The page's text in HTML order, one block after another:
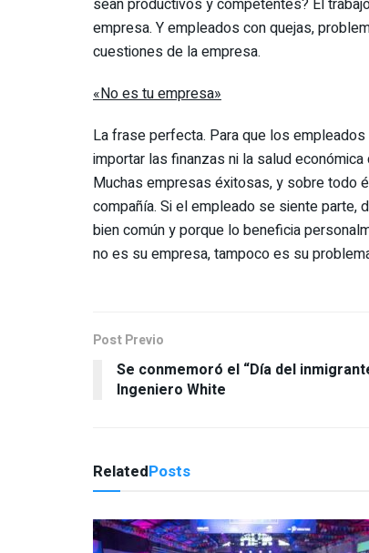
sean productivos y competentes? El
empresa. Y empleados con quejas,
cuestiones de la empresa.
«No es tu empresa»
La frase perfecta. Para que los
importar las finanzas ni la salud
Muchas empresas éxitosas, y sobre todo
compañía. Si el empleado se siente parte,
bien común y porque lo beneficia
no es su empresa, tampoco es su
Post Previo
Se conmemoró el “Día del
Ingeniero White
RelatedPosts